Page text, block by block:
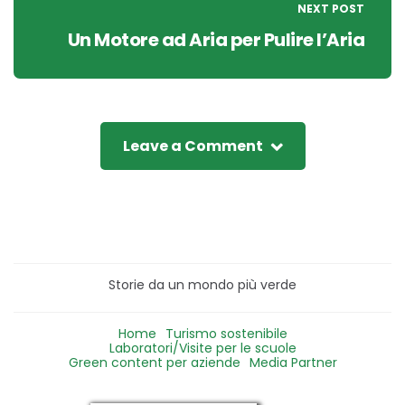
NEXT POST
Un Motore ad Aria per Pulire l’Aria
Leave a Comment
Storie da un mondo più verde
Home Turismo sostenibile
Laboratori/Visite per le scuole
Green content per aziende Media Partner